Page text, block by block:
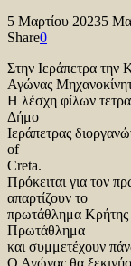
5 Μαρτίου 20235
Share0
Στην Ιεράπετρα
Αγώνας
Η λέσχη φίλων
Δήμο
Ιεράπετρας
of
Creta.
Πρόκειται για τον
απαρτίζουν το
πρωτάθλημα Κρήτης
Πρωτάθλημα
και συμμετέχουν
Ο Αγώνας θα